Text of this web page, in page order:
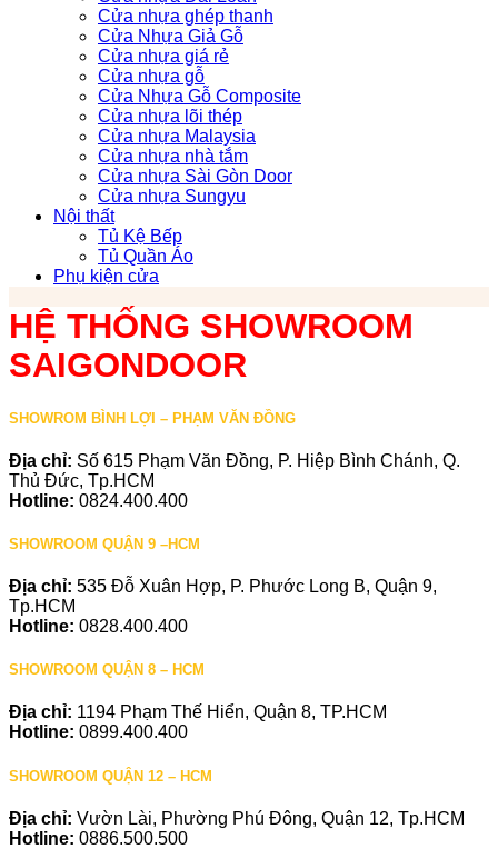
Cửa nhựa ghép thanh
Cửa Nhựa Giả Gỗ
Cửa nhựa giá rẻ
Cửa nhựa gỗ
Cửa Nhựa Gỗ Composite
Cửa nhựa lõi thép
Cửa nhựa Malaysia
Cửa nhựa nhà tắm
Cửa nhựa Sài Gòn Door
Cửa nhựa Sungyu
Nội thất
Tủ Kệ Bếp
Tủ Quần Áo
Phụ kiện cửa
HỆ THỐNG SHOWROOM
SAIGONDOOR
SHOWROM BÌNH LỢI – PHẠM VĂN ĐỒNG
Địa chỉ: Số 615 Phạm Văn Đồng, P. Hiệp Bình Chánh, Q.
Thủ Đức, Tp.HCM
Hotline: 0824.400.400
SHOWROOM QUẬN 9 –HCM
Địa chỉ: 535 Đỗ Xuân Hợp, P. Phước Long B, Quận 9,
Tp.HCM
Hotline: 0828.400.400
SHOWROOM QUẬN 8 – HCM
Địa chỉ: 1194 Phạm Thế Hiển, Quận 8, TP.HCM
Hotline: 0899.400.400
SHOWROOM QUẬN 12 – HCM
Địa chỉ: Vườn Lài, Phường Phú Đông, Quận 12, Tp.HCM
Hotline: 0886.500.500